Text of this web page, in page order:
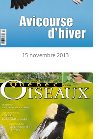
15 novembre 2013